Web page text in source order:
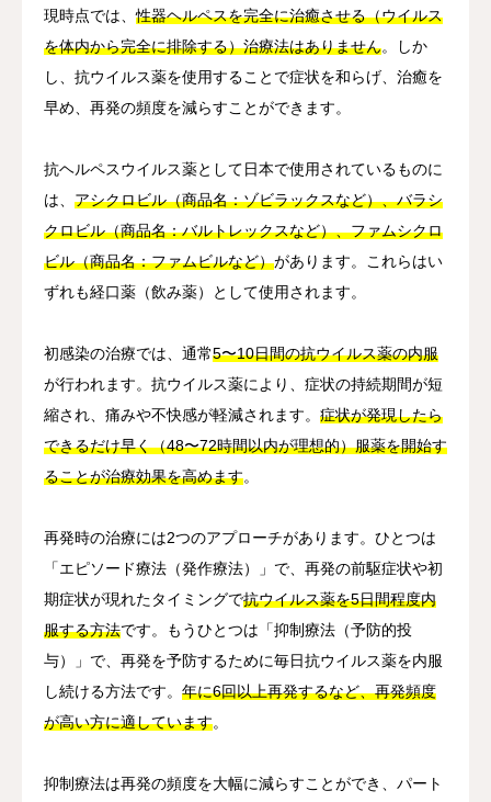
現時点では、性器ヘルペスを完全に治癒させる（ウイルス
を体内から完全に排除する）治療法はありません。しか
し、抗ウイルス薬を使用することで症状を和らげ、治癒を
早め、再発の頻度を減らすことができます。
抗ヘルペスウイルス薬として日本で使用されているものに
は、 アシクロビル（商品名：ゾビラックスなど）、バラシ
クロビル（商品名：バルトレックスなど）、ファムシクロ
ビル（商品名：ファムビルなど）があります。これらはい
ずれも経口薬（飲み薬）として使用されます。
初感染の治療では、通常5〜10日間の抗ウイルス薬の内服
が行われます。抗ウイルス薬により、症状の持続期間が短
縮され、痛みや不快感が軽減されます。 症状が発現したら
できるだけ早く（48〜72時間以内が理想的）服薬を開始す
ることが治療効果を高めます。
再発時の治療には2つのアプローチがあります。ひとつは
「エピソード療法（発作療法）」で、再発の前駆症状や初
期症状が現れたタイミングで抗ウイルス薬を5日間程度内
服する方法です。もうひとつは「抑制療法（予防的投
与）」で、再発を予防するために毎日抗ウイルス薬を内服
し続ける方法です。 年に6回以上再発するなど、再発頻度
が高い方に適しています。
抑制療法は再発の頻度を大幅に減らすことができ、パート